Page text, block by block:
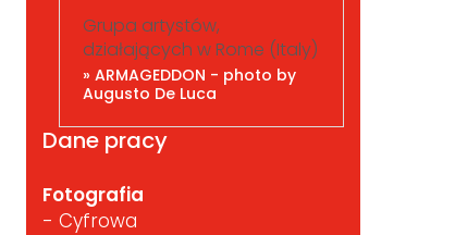
Grupa artystów,
działających w Rome (Italy)
» ARMAGEDDON - photo by
Augusto De Luca
Dane pracy
Fotografia
- Cyfrowa